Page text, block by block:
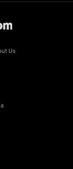
Us